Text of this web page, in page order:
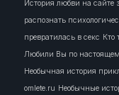
История любви на сайте
распознать
превратилась в секс Кто
Любили Вы по
Необычная история
omlete.ru Необычные